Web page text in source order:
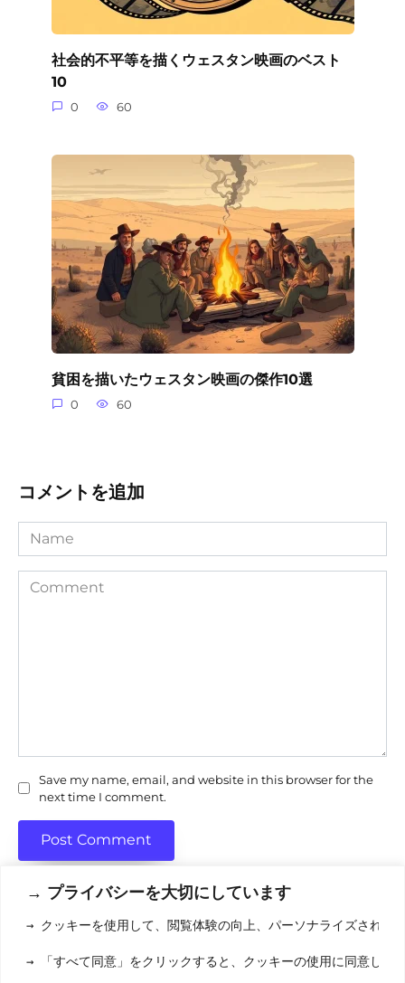
→ プライバシーを大切にしています
→ クッキーを使用して、閲覧体験の向上、パーソナライズされた
→ 「すべて同意」をクリックすると、クッキーの使用に同意した
社会的不平等を描くウェスタン映画のベスト
10
0 60
貧困を描いたウェスタン映画の傑作10選
0 60
コメントを追加
Name
Comment
Save my name, email, and website in this browser for the
next time I comment.
利用規約(りようきやく